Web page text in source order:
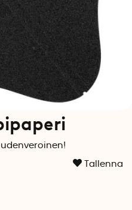
Tallenna